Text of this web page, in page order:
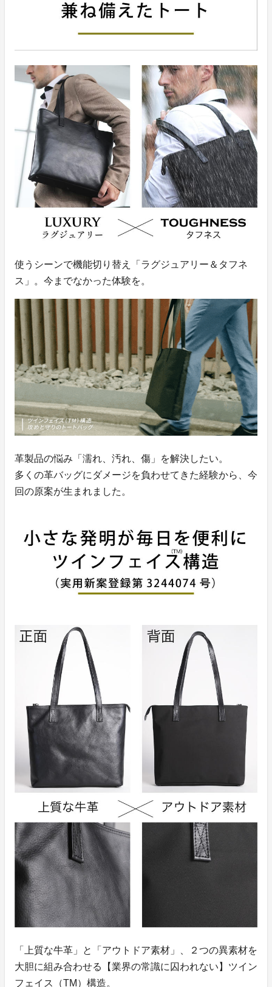
使うシーンで機能切り替え「ラグジュアリー＆タフネ
ス」。今までなかった体験を。
革製品の悩み「濡れ、汚れ、傷」を解決したい。
多くの革バッグにダメージを負わせてきた経験から、今
回の原案が生まれました。
「上質な牛革」と「アウトドア素材」、２つの異素材を
大胆に組み合わせる【業界の常識に囚われない】ツイン
フェイス（TM）構造。